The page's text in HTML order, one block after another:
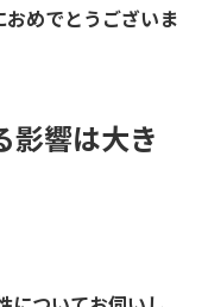
めでとうございま
影響は大き